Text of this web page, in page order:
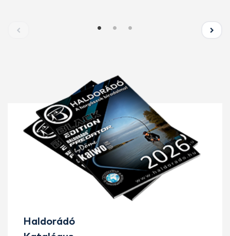
Haldorádó